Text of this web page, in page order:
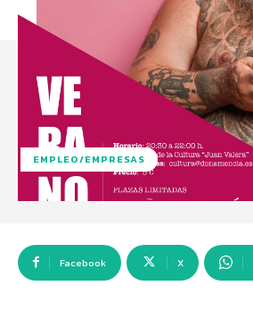
EMPLEO/EMPRESAS
Facebook X